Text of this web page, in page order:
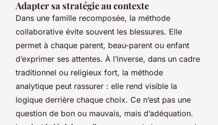
Adapter sa stratégie au contexte
Dans une famille recomposée, la méthode
collaborative évite souvent les blessures. Elle
permet à chaque parent, beau-parent ou enfant
d’exprimer ses attentes. À l’inverse, dans un cadre
traditionnel ou religieux fort, la méthode
analytique peut rassurer : elle rend visible la
logique derrière chaque choix. Ce n’est pas une
question de bon ou mauvais, mais d’adéquation.